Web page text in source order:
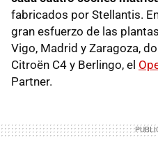
fabricados por Stellantis.
gran esfuerzo de las
Vigo, Madrid y Zaragoza,
Citroën C4 y Berlingo, el
Partner.